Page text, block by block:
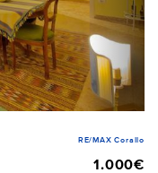
RE/MAX Corallo
1.000€